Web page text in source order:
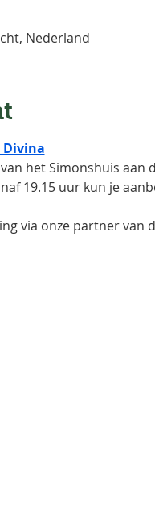
Nederland
Divina
het Simonshuis aan
19.15 uur kun je
via onze partner van